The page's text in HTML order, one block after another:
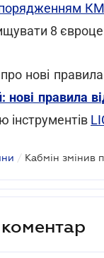
8
нові
нові правила
інструментів
/